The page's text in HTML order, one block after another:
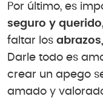
Por último, es
seguro y querido
faltar los
Darle todo es
crear un apego
amado y